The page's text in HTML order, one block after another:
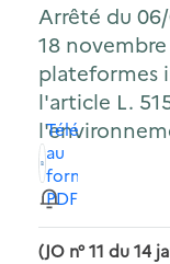
Arrêté du
18
plateformes
l'article L.
Télécharger
au
format
PDF
(JO n° 11 du 14